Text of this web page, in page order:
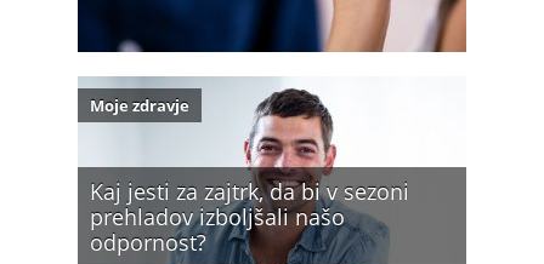
Kaj jesti za zajtrk, da bi v sezoni
prehladov izboljšali našo
odpornost?
Moje zdravje